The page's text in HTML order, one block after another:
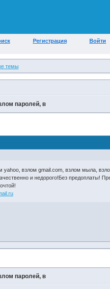
Регистрация Войти
темы
паролей, в
взлом gmail.com, взлом мыла,
и недорого!Без предоплаты!
паролей, в